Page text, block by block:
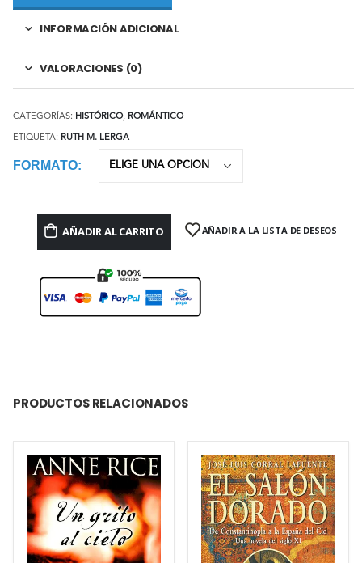
INFORMACIÓN ADICIONAL
VALORACIONES (0)
CATEGORÍAS: HISTÓRICO, ROMÁNTICO
ETIQUETA: RUTH M. LERGA
FORMATO
AÑADIR AL CARRITO AÑADIR A LA LISTA DE DESEOS
PRODUCTOS RELACIONADOS